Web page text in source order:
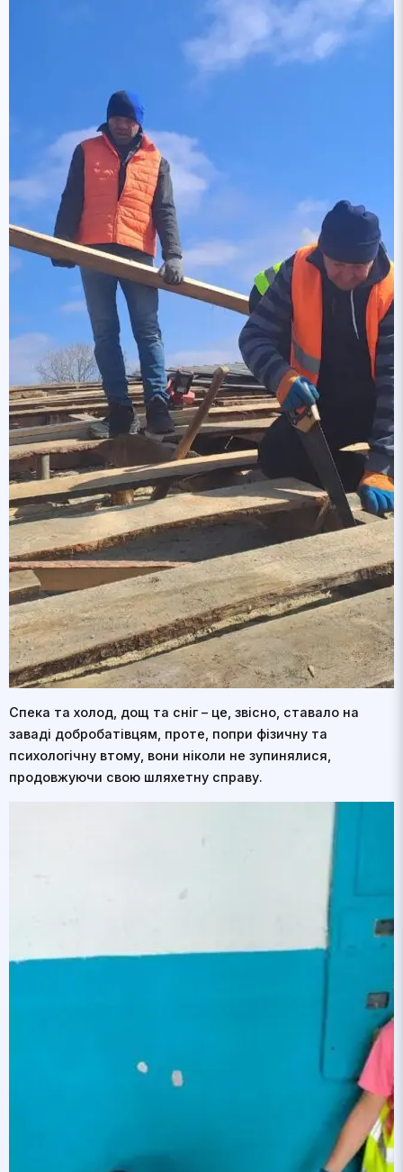
Спека та холод, дощ та сніг – це, звісно, ставало на
заваді добробатівцям, проте, попри фізичну та
психологічну втому, вони ніколи не зупинялися,
продовжуючи свою шляхетну справу.